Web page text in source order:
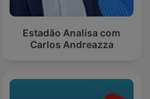
Estadão Analisa com
Carlos Andreazza